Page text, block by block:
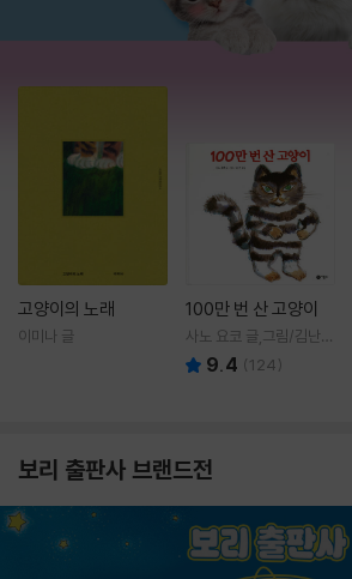
고양이의 노래
이미나 글
100만 번 산 고양이
사노 요코 글,그림/김난주
역 9.4 (124)
보리 출판사 브랜드전